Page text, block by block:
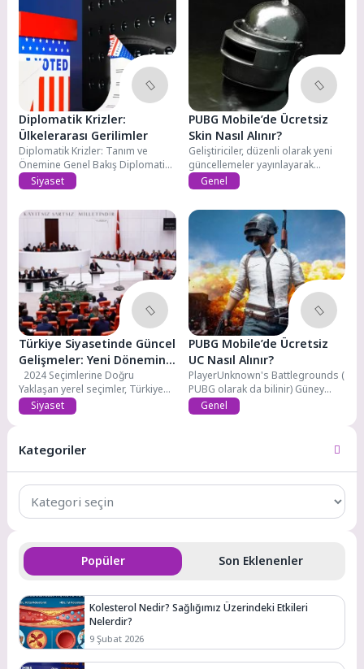
Diplomatik Krizler:
Ülkelerarası Gerilimler
Diplomatik Krizler: Tanım ve
Önemine Genel Bakış Diplomatik
krizler: ülkeler...
Siyaset
PUBG Mobile’de Ücretsiz
Skin Nasıl Alınır?
Geliştiriciler, düzenli olarak yeni
güncellemeler yayınlayarak
oyuncuları oyuna bağlamaya
çalışıyorlar...
Genel
Türkiye Siyasetinde Güncel
Gelişmeler: Yeni Dönemin
Dinamikleri
2024 Seçimlerine Doğru
Yaklaşan yerel seçimler, Türkiye
siyaseti nin...
Siyaset
PUBG Mobile’de Ücretsiz
UC Nasıl Alınır?
PlayerUnknown's Battlegrounds (
PUBG olarak da bilinir) Güney
Koreli şirket...
Genel
Kategoriler
Kategoriler
Popüler Son Eklenenler
Kolesterol Nedir? Sağlığımız Üzerindeki Etkileri
Nelerdir?
9 Şubat 2026